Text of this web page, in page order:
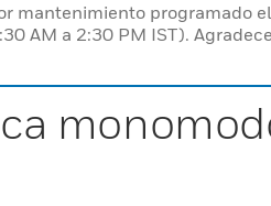
mantenimiento programado
AM a 2:30 PM IST).